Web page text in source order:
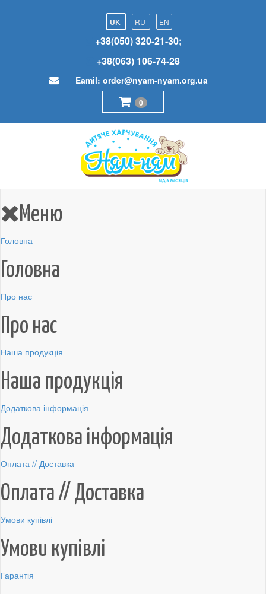
UK RU EN
+38(050) 320-21-30;
+38(063) 106-74-28
Eamil: order@nyam-nyam.org.ua
0
Меню
Головна
Головна
Про нас
Про нас
Наша продукція
Наша продукція
Додаткова інформація
Додаткова інформація
Оплата // Доставка
Оплата // Доставка
Умови купівлі
Умови купівлі
Гарантія